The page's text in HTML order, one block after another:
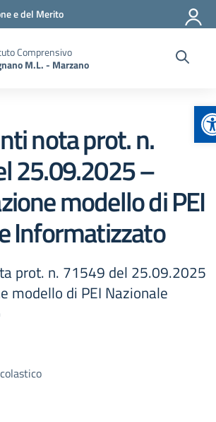
e del Merito
Comprensivo
M.L. - Marzano
nota prot. n.
25.09.2025 –
modello di PEI
Informatizzato
prot. n. 71549 del 25.09.2025
modello di PEI Nazionale